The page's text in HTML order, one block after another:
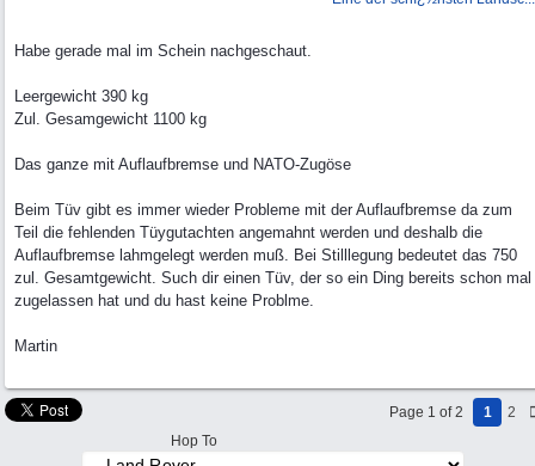
Habe gerade mal im Schein nachgeschaut.
Leergewicht 390 kg
Zul. Gesamgewicht 1100 kg
Das ganze mit Auflaufbremse und NATO-Zugöse
Beim Tüv gibt es immer wieder Probleme mit der Auflaufbremse da zum
Teil die fehlenden Tüygutachten angemahnt werden und deshalb die
Auflaufbremse lahmgelegt werden muß. Bei Stilllegung bedeutet das 750
zul. Gesamtgewicht. Such dir einen Tüv, der so ein Ding bereits schon mal
zugelassen hat und du hast keine Problme.
Martin
Page 1 of 2 1
2
Hop To